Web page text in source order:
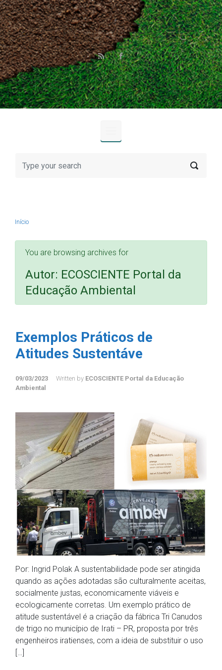
Skip to main content
Início
You are browsing archives for
Autor: ECOSCIENTE Portal da
Educação Ambiental
Exemplos Práticos de
Atitudes Sustentáve
09/03/2023 Written by ECOSCIENTE Portal da Educação
Ambiental
Por: Ingrid Polak A sustentabilidade pode ser atingida
quando as ações adotadas são culturalmente aceitas,
socialmente justas, economicamente viáveis e
ecologicamente corretas. Um exemplo prático de
atitude sustentável é a criação da fábrica Tri Canudos
de trigo no município de Irati – PR, proposta por três
engenheiros iratienses, com a ideia de substituir o uso
[…]